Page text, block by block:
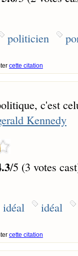
politicien
cette citation
c'est
Kennedy
/5 (3 votes
idéal
cette citation